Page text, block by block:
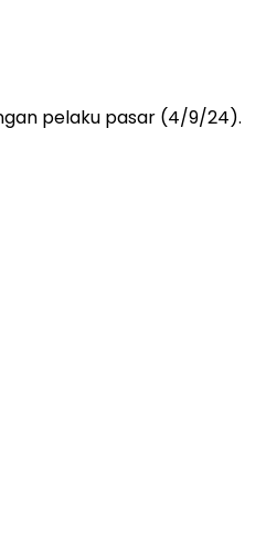
pelaku pasar (4/9/24).